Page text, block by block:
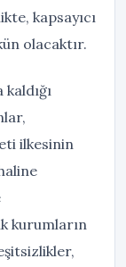
kapsayıcı
olacaktır.
ilkesinin
kurumların